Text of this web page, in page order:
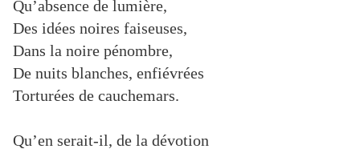
Qu’absence de lumière,
Des idées noires faiseuses,
Dans la noire pénombre,
De nuits blanches, enfiévrées
Torturées de cauchemars.
Qu’en serait-il, de la dévotion